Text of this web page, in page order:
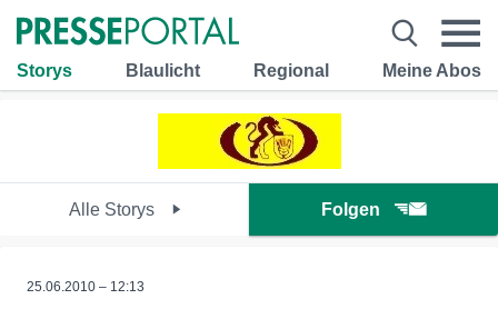
Storys Blaulicht Regional Meine Abos
Alle Storys Folgen
25.06.2010 – 12:13